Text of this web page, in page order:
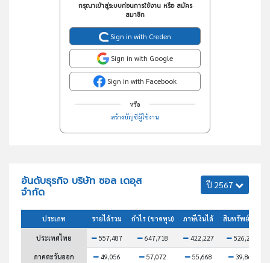
กรุณาเข้าสู่ระบบก่อนการใช้งาน หรือ สมัคร
สมาชิก
Sign in with Creden
Sign in with Google
Sign in with Facebook
หรือ
สร้างบัญชีผู้ใช้งาน
อันดับธุรกิจ บริษัท ซอล เดอุส
จำกัด
ปี 2567
ประเภท รายได้รวม กำไร (ขาดทุน) ภาษีเงินได้ สินทรัพย์รวม
ประเทศไทย 557,487 647,718 422,227 526,290
ภาคตะวันออก 49,056 57,072 55,668 39,868